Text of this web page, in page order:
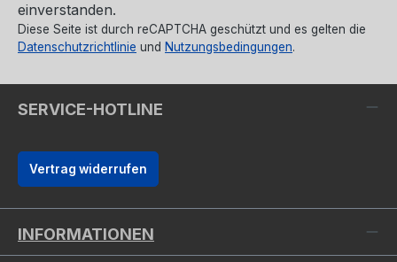
einverstanden.
Diese Seite ist durch reCAPTCHA geschützt und es gelten die
Datenschutzrichtlinie und Nutzungsbedingungen.
SERVICE-HOTLINE
Vertrag widerrufen
INFORMATIONEN